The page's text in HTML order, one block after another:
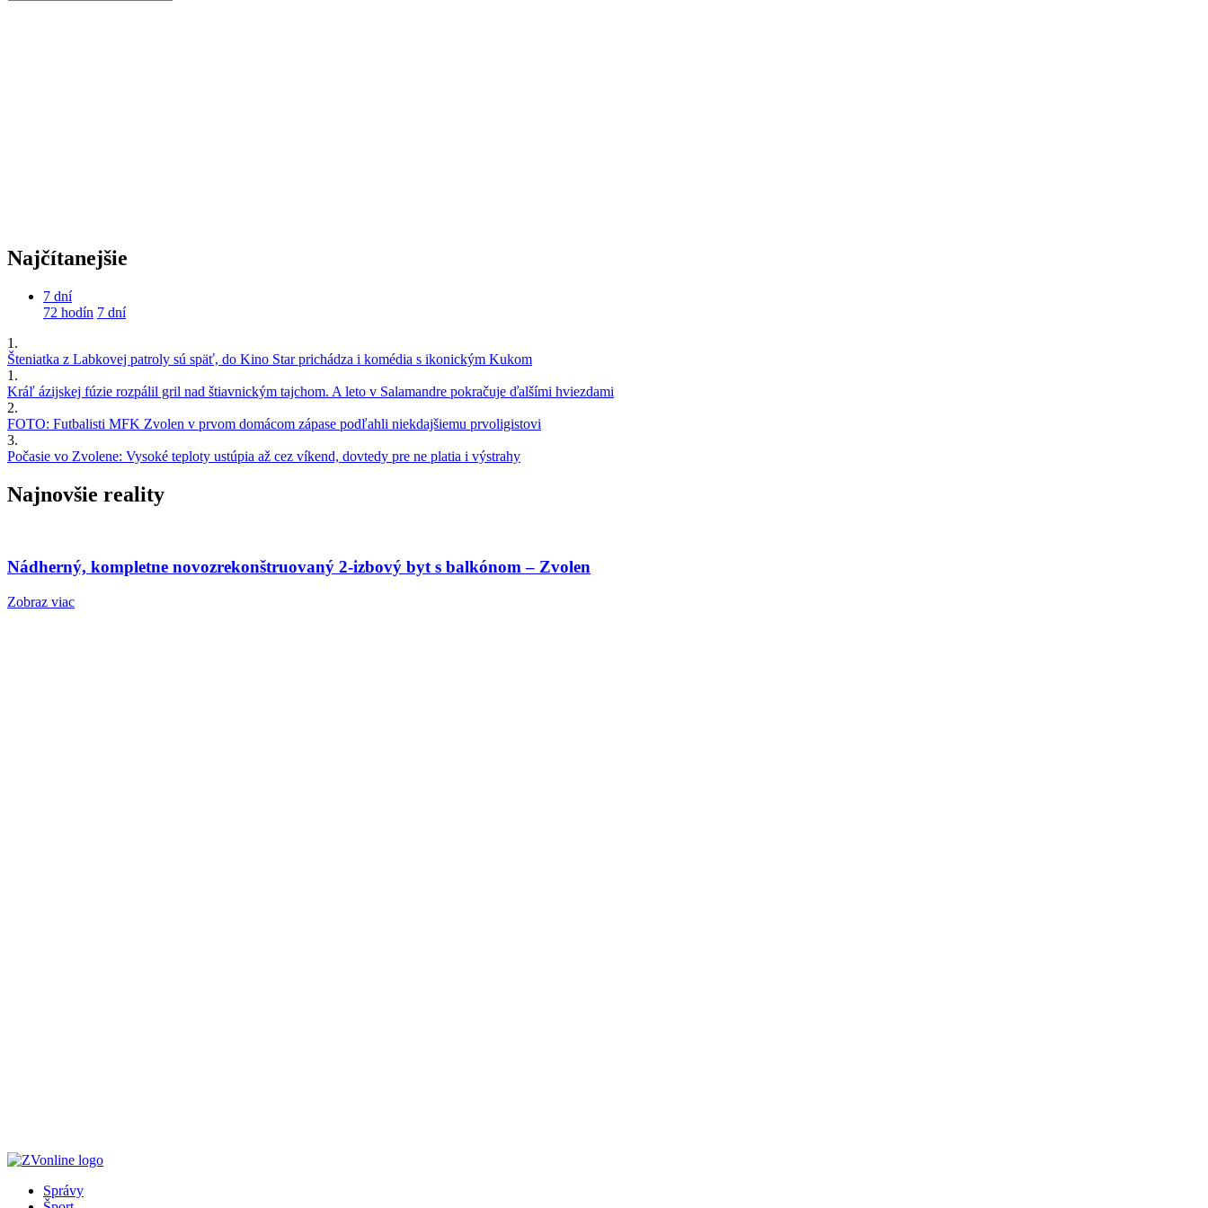
Najčítanejšie
7 dní
72 hodín 7 dní
1.
Šteniatka z Labkovej patroly sú späť, do Kino Star prichádza i komédia s ikonickým Kukom
1.
Kráľ ázijskej fúzie rozpálil gril nad štiavnickým tajchom. A leto v Salamandre pokračuje ďalšími hviezdami
2.
FOTO: Futbalisti MFK Zvolen v prvom domácom zápase podľahli niekdajšiemu prvoligistovi
3.
Počasie vo Zvolene: Vysoké teploty ustúpia až cez víkend, dovtedy pre ne platia i výstrahy
Najnovšie reality
Nádherný, kompletne novozrekonštruovaný 2-izbový byt s balkónom – Zvolen
Zobraz viac
Správy